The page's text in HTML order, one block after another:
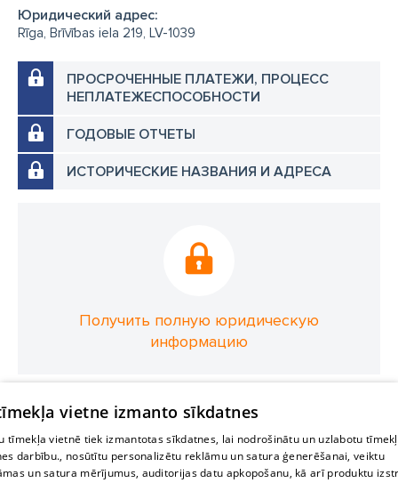
Юридический адрес:
Rīga, Brīvības iela 219, LV-1039
ПРОСРОЧЕННЫЕ ПЛАТЕЖИ, ПРОЦЕСС
НЕПЛАТЕЖЕСПОСОБНОСТИ
ГОДОВЫЕ ОТЧЕТЫ
ИСТОРИЧЕСКИЕ НАЗВАНИЯ И АДРЕСА
Получить полную юридическую
информацию
vietne izmanto sīkdatnes
tīmekļa vietnē tiek izmantotas sīkdatnes, lai nodrošinātu un uzlabotu
darbību., nosūtītu personalizētu reklāmu un satura ģenerēšanai, veiktu
un satura mērījumus, auditorijas datu apkopošanu, kā arī produktu